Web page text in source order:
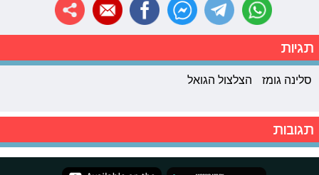
תגיות
סלינה גומז הצלצול הגואל
תגובות